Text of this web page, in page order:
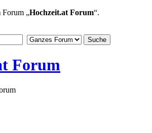
„Hochzeit.at Forum“.
Forum